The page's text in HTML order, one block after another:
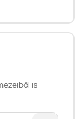
is